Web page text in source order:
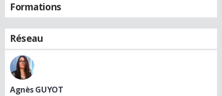
Formations
Réseau
Agnès GUYOT